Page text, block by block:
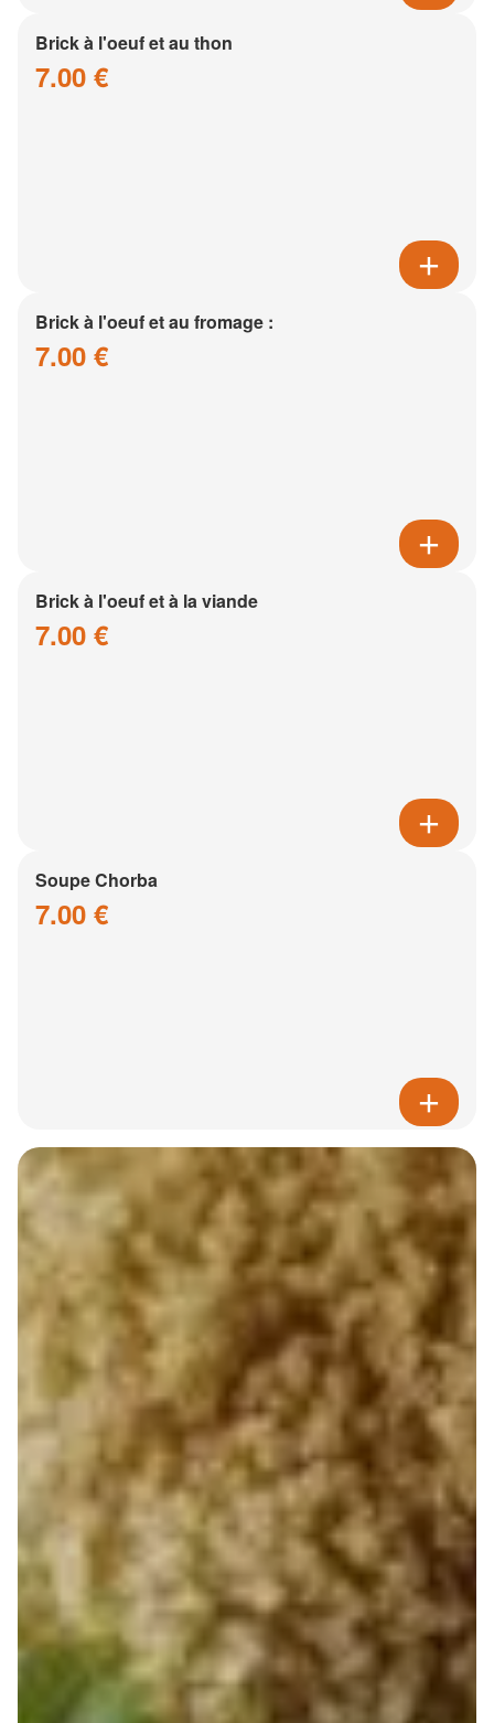
Brick à l'oeuf et au thon
7.00 €
Brick à l'oeuf et au fromage :
7.00 €
Brick à l'oeuf et à la viande
7.00 €
Soupe Chorba
7.00 €